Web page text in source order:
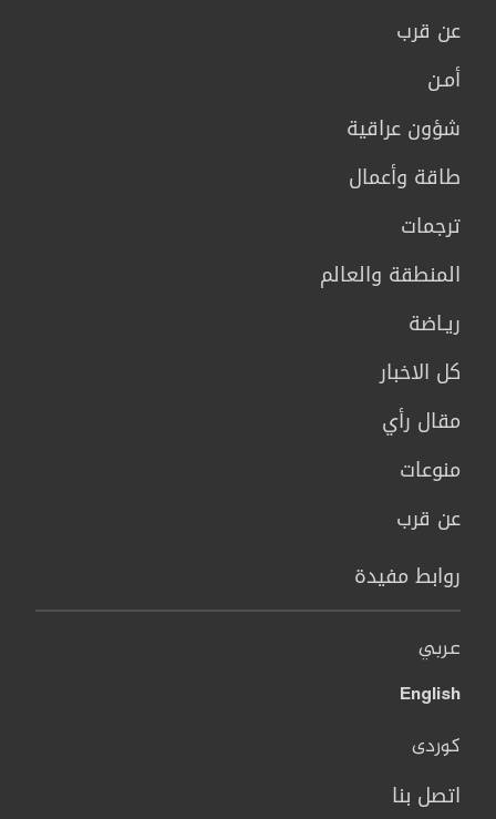
عن قرب
أمـن
شؤون عراقية
طاقة وأعمال
ترجمات
المنطقة والعالم
ريـاضة
كل الاخبار
مقال رأي
منوعات
عن قرب
روابط مفيدة
عربي
English
کوردی
اتصل بنا